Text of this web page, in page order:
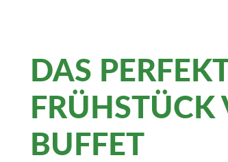
DAS
BUFFET